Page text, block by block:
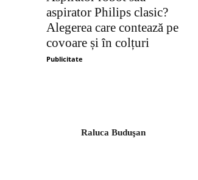
aspirator Philips clasic?
Alegerea care contează pe
covoare și în colțuri
Publicitate
Raluca Buduşan